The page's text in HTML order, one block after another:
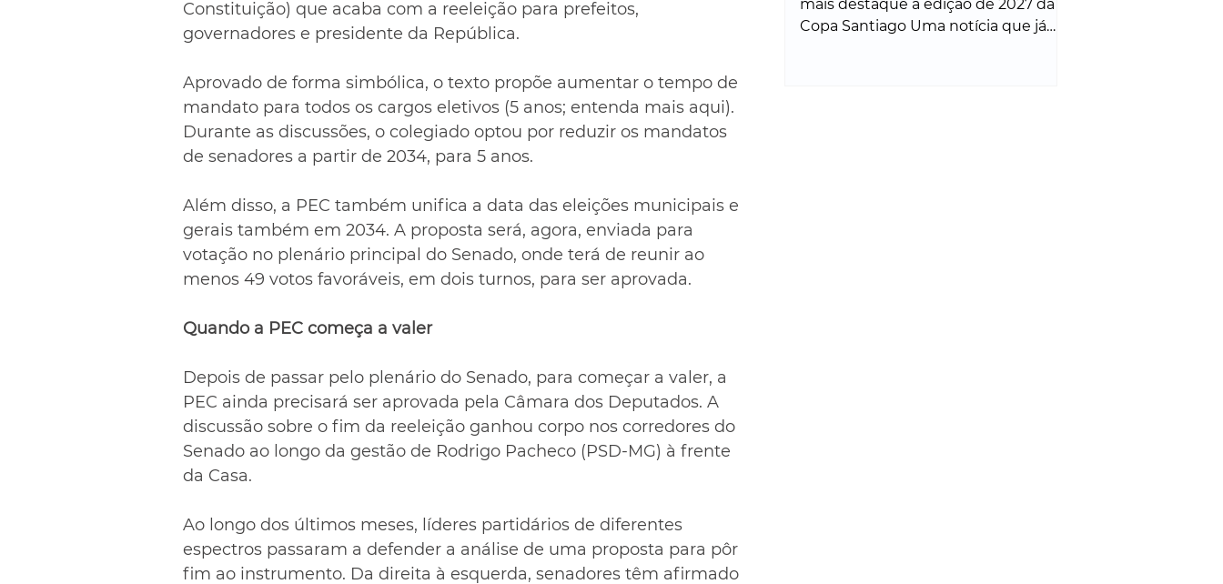
Constituição) que acaba com a reeleição para prefeitos,
governadores e presidente da República.
Aprovado de forma simbólica, o texto propõe aumentar o tempo de
mandato para todos os cargos eletivos (5 anos; entenda mais aqui).
Durante as discussões, o colegiado optou por reduzir os mandatos
de senadores a partir de 2034, para 5 anos.
Além disso, a PEC também unifica a data das eleições municipais e
gerais também em 2034. A proposta será, agora, enviada para
votação no plenário principal do Senado, onde terá de reunir ao
menos 49 votos favoráveis, em dois turnos, para ser aprovada.
Quando a PEC começa a valer
Depois de passar pelo plenário do Senado, para começar a valer, a
PEC ainda precisará ser aprovada pela Câmara dos Deputados. A
discussão sobre o fim da reeleição ganhou corpo nos corredores do
Senado ao longo da gestão de Rodrigo Pacheco (PSD-MG) à frente
da Casa.
Ao longo dos últimos meses, líderes partidários de diferentes
espectros passaram a defender a análise de uma proposta para pôr
fim ao instrumento. Da direita à esquerda, senadores têm afirmado
mais destaque à edição de 2027 da
Copa Santiago Uma notícia que já